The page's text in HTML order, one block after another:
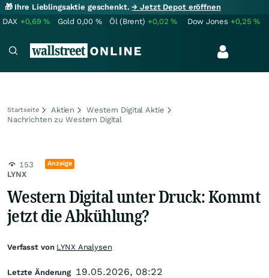
🎁 Ihre Lieblingsaktie geschenkt.→ Jetzt Depot eröffnen
DAX +0,69% Gold 0,00 % Öl (Brent) +0,02% Dow Jones +0,25%
Startseite Aktien
Western Digital Aktie
Nachrichten zu Western Digital
LYNX
153 Anzeige
Western Digital unter Druck: Kommt
jetzt die Abkühlung?
Verfasst von LYNX Analysen
Letzte Änderung 19.05.2026, 08:22